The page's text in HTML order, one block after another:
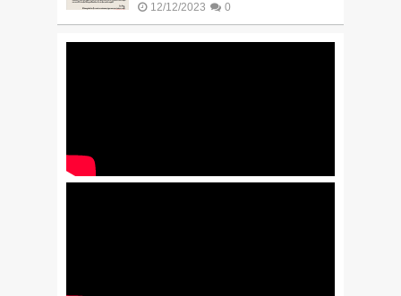
12/12/2023 0